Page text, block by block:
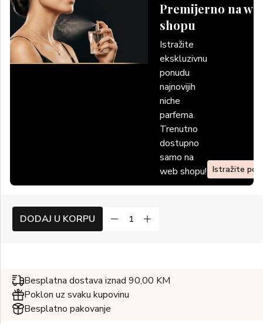
Premijerno na
shopu
Istražite
ekskluzivnu
ponudu
najnovijih
niche
parfema.
Trenutno
dostupno
samo na
web shopu! Istražite
DODAJ U KORPU
Besplatna dostava iznad 90,00 KM
Poklon uz svaku kupovinu
Besplatno pakovanje